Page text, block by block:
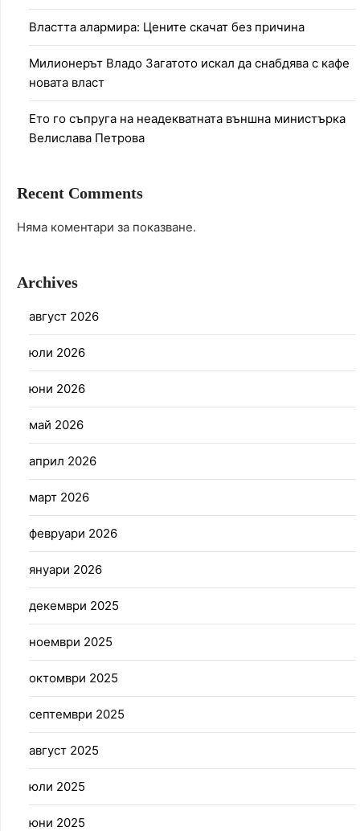
Властта алармира: Цените скачат без причина
Милионерът Владо Загатото искал да снабдява с кафе
новата власт
Ето го съпруга на неадекватната външна министърка
Велислава Петрова
Recent Comments
Няма коментари за показване.
Archives
август 2026
юли 2026
юни 2026
май 2026
април 2026
март 2026
февруари 2026
януари 2026
декември 2025
ноември 2025
октомври 2025
септември 2025
август 2025
юли 2025
юни 2025